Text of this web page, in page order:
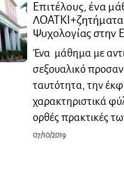
Επιτέλους, ένα
Ψυχολογίας στην
Ένα μάθημα με
σεξουαλικό
ταυτότητα, την
χαρακτηριστικά
ορθές πρακτικές
07/10/2019